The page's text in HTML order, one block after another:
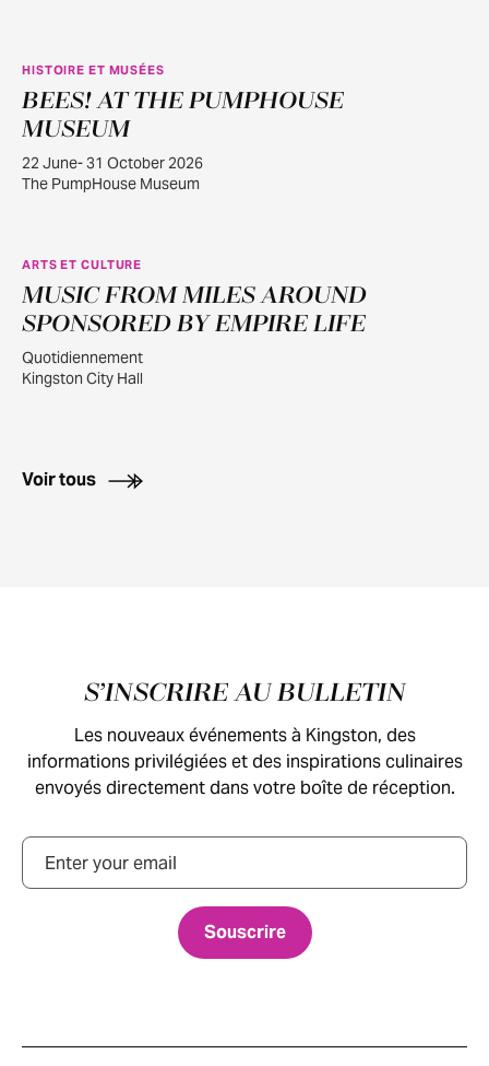
JUIN
22
HISTOIRE ET MUSÉES
BEES! AT THE PUMPHOUSE
MUSEUM
22 June- 31 October 2026
The PumpHouse Museum
JUILL.
30
ARTS ET CULTURE
MUSIC FROM MILES AROUND
SPONSORED BY EMPIRE LIFE
Quotidiennement
Kingston City Hall
Voir tous
Pied de pageS’INSCRIRE AU BULLETIN
Les nouveaux événements à Kingston, des
informations privilégiées et des inspirations culinaires
envoyés directement dans votre boîte de réception.
Courriel